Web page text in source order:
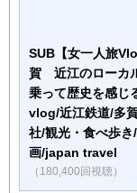
SUB【女一人旅
賀 近江のローカ
乗って歴史を感じ
vlog/近江鉄道/多
社/観光・食べ歩き
画/japan travel
（180,400回視聴）